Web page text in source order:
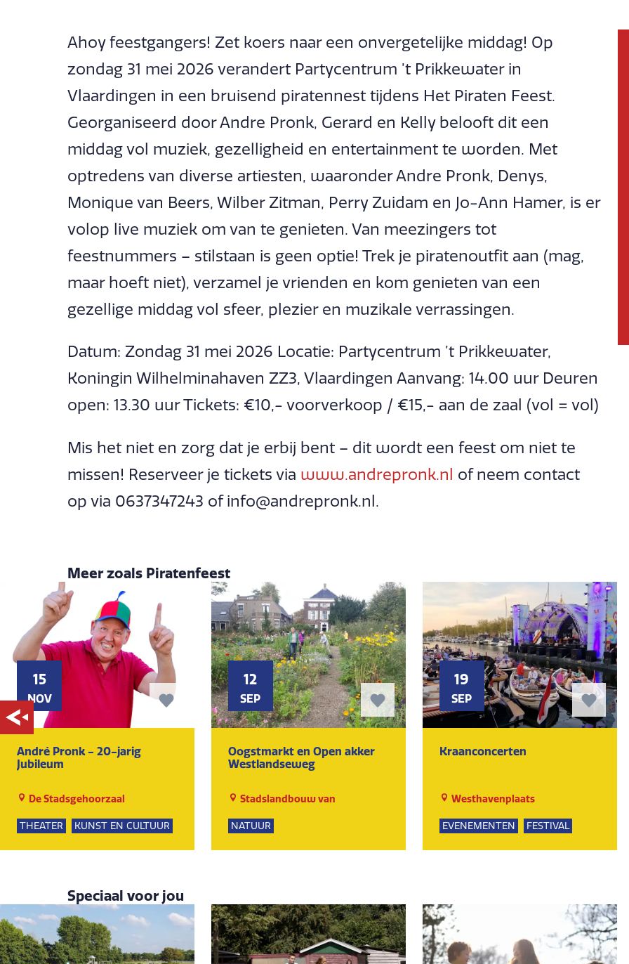
Ahoy feestgangers! Zet koers naar een onvergetelijke middag! Op
zondag 31 mei 2026 verandert Partycentrum ’t Prikkewater in
Vlaardingen in een bruisend piratennest tijdens Het Piraten Feest.
Georganiseerd door Andre Pronk, Gerard en Kelly belooft dit een
middag vol muziek, gezelligheid en entertainment te worden. Met
optredens van diverse artiesten, waaronder Andre Pronk, Denys,
Monique van Beers, Wilber Zitman, Perry Zuidam en Jo-Ann Hamer, is er
volop live muziek om van te genieten. Van meezingers tot
feestnummers – stilstaan is geen optie! Trek je piratenoutfit aan (mag,
maar hoeft niet), verzamel je vrienden en kom genieten van een
gezellige middag vol sfeer, plezier en muzikale verrassingen.
Datum: Zondag 31 mei 2026 Locatie: Partycentrum ’t Prikkewater,
Koningin Wilhelminahaven ZZ3, Vlaardingen Aanvang: 14.00 uur Deuren
open: 13.30 uur Tickets: €10,- voorverkoop / €15,- aan de zaal (vol = vol)
Mis het niet en zorg dat je erbij bent – dit wordt een feest om niet te
missen! Reserveer je tickets via www.andrepronk.nl of neem contact
op via 0637347243 of info@andrepronk.nl.
Meer zoals Piratenfeest
15
NOV
André Pronk - 20-jarig
Jubileum
De Stadsgehoorzaal
THEATER KUNST EN CULTUUR
12
SEP
Oogstmarkt en Open akker
Westlandseweg
Stadslandbouw van
NATUUR
19
SEP
Kraanconcerten
Westhavenplaats
EVENEMENTEN
FESTIVAL
DANSEN
MUZIEK
Speciaal voor jou